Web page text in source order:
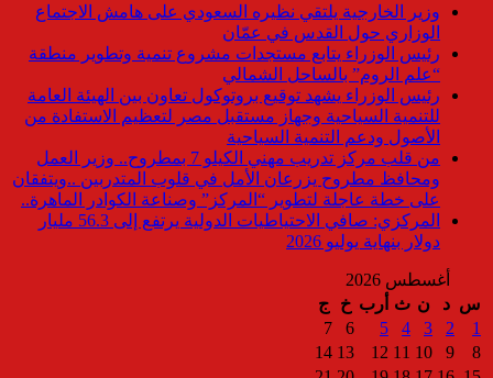
وزير الخارجية يلتقي نظيره السعودي على هامش الاجتماع
الوزاري حول القدس في عمّان
رئيس الوزراء يتابع مستجدات مشروع تنمية وتطوير منطقة
“علم الروم” بالساحل الشمالي
رئيس الوزراء يشهد توقيع بروتوكول تعاون بين الهيئة العامة
للتنمية السياحية وجهاز مستقبل مصر لتعظيم الاستفادة من
الأصول ودعم التنمية السياحية
من قلب مركز تدريب مهني الكيلو 7 بمطروح.. وزير العمل
ومحافظ مطروح يزرعان الأمل في قلوب المتدربين ..ويتفقان
على خطة عاجلة لتطوير “المركز” وصناعة الكوادر الماهرة..
المركزي: صافي الاحتياطيات الدولية يرتفع إلى 56.3 مليار
دولار بنهاية يوليو 2026
أغسطس 2026
س د ن ث أرب خ
ج
1
2
3
4
5
6
7
8
9
10
11
12
13
14